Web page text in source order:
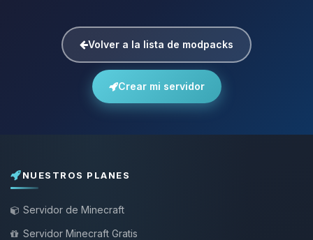
Volver a la lista de modpacks
Crear mi servidor
NUESTROS PLANES
Servidor de Minecraft
Servidor Minecraft Gratis